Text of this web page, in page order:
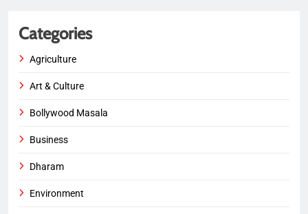
Categories
Agriculture
Art & Culture
Bollywood Masala
Business
Dharam
Environment